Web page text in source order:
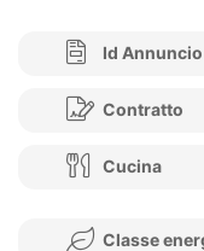
Id Annuncio
Contratto
Cucina
Classe